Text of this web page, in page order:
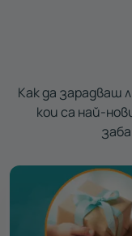
Как да зарадваш
кои са най-